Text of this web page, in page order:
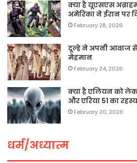
क्या है यूएसएस
अमेरिका ने ईरान पर
February 28, 2026
दूल्हे ने अपनी आवाज
मेहमान
February 24, 2026
क्या है एलियन को
और एरिया 51 का
February 20, 2026
धर्म/अध्यात्म